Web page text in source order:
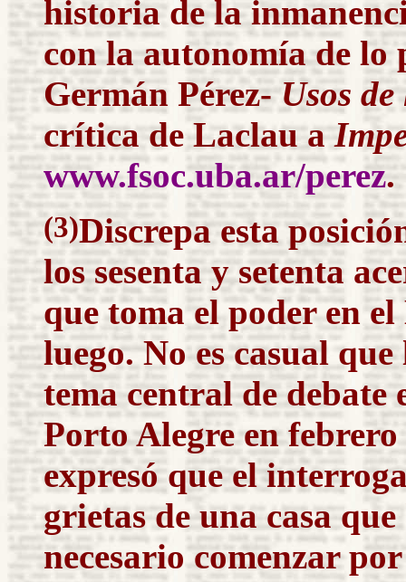
historia de la
con la autonomía de lo
Germán Pérez-Usos
crítica deLaclaua
www.fsoc.uba.ar/perez.
(3)Discrepa esta
los sesenta y setenta
que toma el poder en
luego. No es casual
tema central de debate
Porto Alegre en
expresó que el
grietas de una casa
necesario comenzar